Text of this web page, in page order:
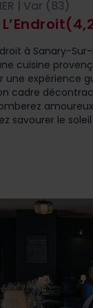
| Var (83)
à Sanary-
cuisine
une expérience
cadre
savourer le